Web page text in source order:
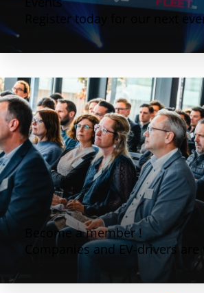
Register today for our next
Become a member !
Companies and EV-drivers are